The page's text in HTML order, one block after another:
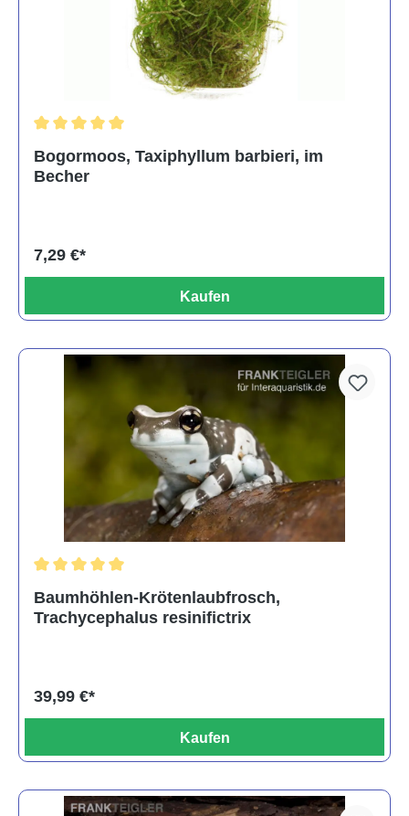
Bogormoos, Taxiphyllum barbieri, im
Becher
7,29 €*
Kaufen
Baumhöhlen-Krötenlaubfrosch,
Trachycephalus resinifictrix
39,99 €*
Kaufen